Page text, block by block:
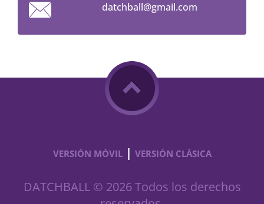
datchball@gmail.com
VERSIÓN MÓVIL | VERSIÓN CLÁSICA
DATCHBALL © 2026 Todos los derechos